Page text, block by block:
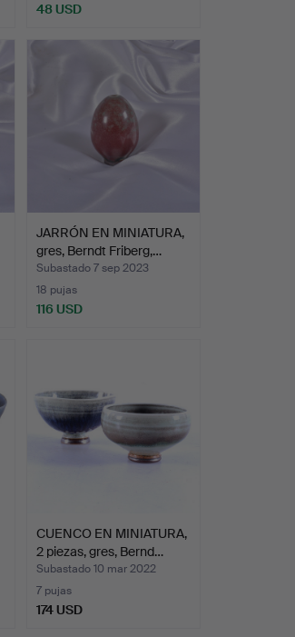
48 USD
JARRÓN EN MINIATURA,
gres, Berndt Friberg,…
Subastado 7 sep 2023
18 pujas
116 USD
CUENCO EN MINIATURA,
2 piezas, gres, Bernd…
Subastado 10 mar 2022
7 pujas
174 USD